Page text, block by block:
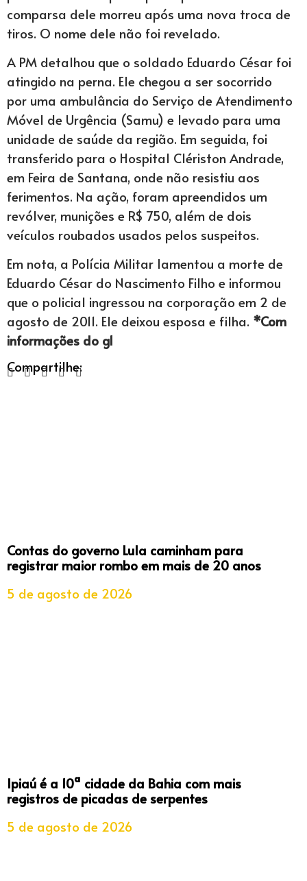
comparsa dele morreu após uma nova troca de
tiros. O nome dele não foi revelado.
A PM detalhou que o soldado Eduardo César foi
atingido na perna. Ele chegou a ser socorrido
por uma ambulância do Serviço de Atendimento
Móvel de Urgência (Samu) e levado para uma
unidade de saúde da região. Em seguida, foi
transferido para o Hospital Clériston Andrade,
em Feira de Santana, onde não resistiu aos
ferimentos. Na ação, foram apreendidos um
revólver, munições e R$ 750, além de dois
veículos roubados usados pelos suspeitos.
Em nota, a Polícia Militar lamentou a morte de
Eduardo César do Nascimento Filho e informou
que o policial ingressou na corporação em 2 de
agosto de 2011. Ele deixou esposa e filha. *Com
informações do g1
Compartilhe:
Contas do governo Lula caminham para
registrar maior rombo em mais de 20 anos
5 de agosto de 2026
Ipiaú é a 10ª cidade da Bahia com mais
registros de picadas de serpentes
5 de agosto de 2026